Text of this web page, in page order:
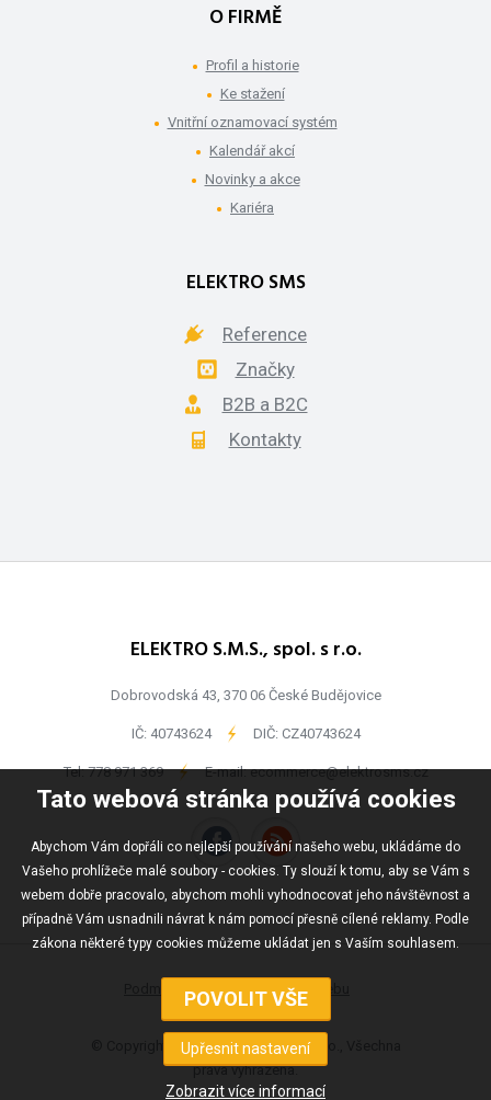
Tato webová stránka používá cookies
Abychom Vám dopřáli co nejlepší používání našeho webu, ukládáme do
Vašeho prohlížeče malé soubory - cookies. Ty slouží k tomu, aby se Vám s
webem dobře pracovalo, abychom mohli vyhodnocovat jeho návštěvnost a
případně Vám usnadnili návrat k nám pomocí přesně cílené reklamy. Podle
zákona některé typy cookies můžeme ukládat jen s Vaším souhlasem.
O FIRMĚ
Profil a historie
Ke stažení
Vnitřní oznamovací systém
Kalendář akcí
Novinky a akce
Kariéra
ELEKTRO SMS
Reference
Značky
B2B a B2C
Kontakty
ELEKTRO S.M.S., spol. s r.o.
Dobrovodská 43, 370 06 České Budějovice
IČ: 40743624 - DIČ: CZ40743624
Tel:778 971 369 - E-mail:ecommerce@elektrosms.cz
Podmínky užívání Mapa webu
© Copyright ELEKTRO S.M.S., spol s r.o., Všechna
práva vyhrazena.